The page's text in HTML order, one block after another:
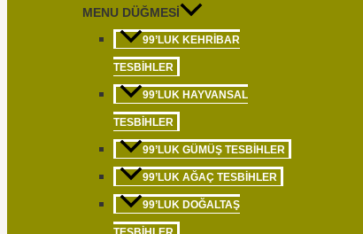
MENU DÜĞMESI
99’LUK KEHRIBAR
TESBIHLER
99’LUK HAYVANSAL
TESBIHLER
99’LUK GÜMÜŞ TESBIHLER
99’LUK AĞAÇ TESBIHLER
99’LUK DOĞALTAŞ